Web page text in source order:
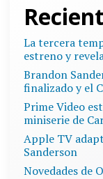
La tercera
estreno y
Brandon
finalizado y el
Prime Video
miniserie de
Apple TV
Sanderson
Novedades de